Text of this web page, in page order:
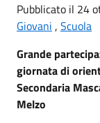
Pubblicato il 24
Giovani , Scuola
Grande
giornata di
Secondaria
Melzo